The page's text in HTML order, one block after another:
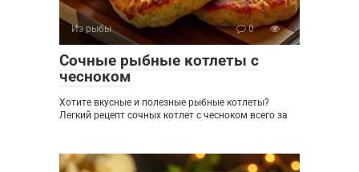
Из рыбы 0
Сочные рыбные котлеты с
чесноком
Хотите вкусные и полезные рыбные котлеты?
Легкий рецепт сочных котлет с чесноком всего за